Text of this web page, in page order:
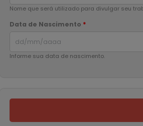
Nome que será utilizado para divulgar seu
Data de Nascimento *
Informe sua data de nascimento.